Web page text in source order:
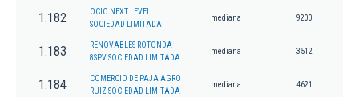
1.182
OCIO NEXT LEVEL
SOCIEDAD LIMITADA
mediana 9200
1.183
RENOVABLES ROTONDA
8SPV SOCIEDAD LIMITADA.
mediana 3512
1.184
COMERCIO DE PAJA AGRO
RUIZ SOCIEDAD LIMITADA
mediana 4621